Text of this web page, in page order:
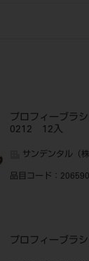
プロフィ
0212 12入
サンデンタル（株
品目コード ：
プロフィーブ